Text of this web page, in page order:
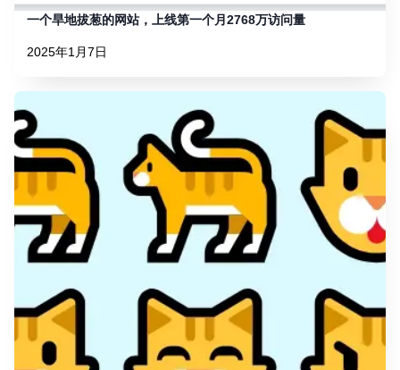
一个旱地拔葱的网站，上线第一个月2768万访问量
2025年1月7日